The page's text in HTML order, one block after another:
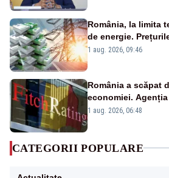
România, la limita
de energie.
Analiză Realitatea
1 aug. 2026, 09:46
România a scăpat
economiei.
„BBB-” cu
1 aug. 2026, 06:48
CATEGORII POPULARE